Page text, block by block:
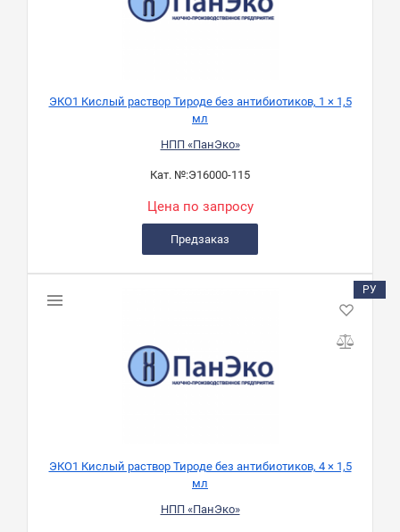
ЭКО1 Кислый раствор Тироде без антибиотиков, 1 × 1,5
мл
НПП «ПанЭко»
Кат. №:Э16000-115
Цена по запросу
Предзаказ
РУ
ЭКО1 Кислый раствор Тироде без антибиотиков, 4 × 1,5
мл
НПП «ПанЭко»